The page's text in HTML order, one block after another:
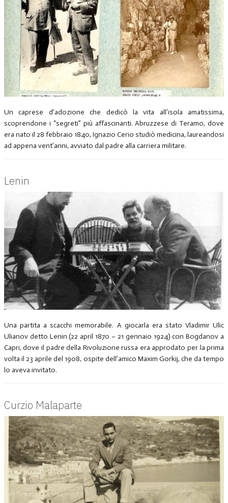
Un caprese d’adozione che dedicò la vita all’isola amatissima,
scoprendone i “segreti” più affascinanti. Abruzzese di Teramo, dove
era nato il 28 febbraio 1840, Ignazio Cerio studiò medicina, laureandosi
ad appena vent’anni, avviato dal padre alla carriera militare.
Lenin
Una partita a scacchi memorabile. A giocarla era stato Vladimir Ulic
Ulianov detto Lenin (22 april 1870 – 21 gennaio 1924) con Bogdanov a
Capri, dove il padre della Rivoluzione russa era approdato per la prima
volta il 23 aprile del 1908, ospite dell’amico Maxim Gorkij, che da tempo
lo aveva invitato.
Curzio Malaparte